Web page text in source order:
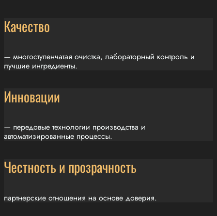
Качество
— многоступенчатая очистка, лабораторный контроль и
лучшие ингредиенты.
Инновации
— передовые технологии производства и
автоматизированные процессы.
Честность и прозрачность
партнерские отношения на основе доверия.